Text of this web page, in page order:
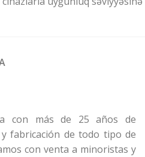
con más de 25 años de
fabricación de todo tipo de
con venta a minoristas y